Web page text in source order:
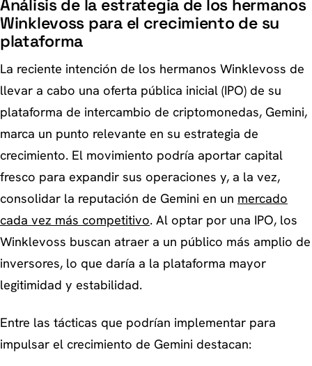
Análisis de la estrategia de los hermanos
Winklevoss para el crecimiento de su
plataforma
La reciente intención de los hermanos Winklevoss de
llevar a cabo una oferta pública inicial (IPO) de su
plataforma de intercambio de criptomonedas, Gemini,
marca un punto relevante en su estrategia de
crecimiento. El movimiento podría aportar capital
fresco para expandir sus operaciones y, a la vez,
consolidar la reputación de Gemini en un mercado
cada vez más competitivo. Al optar por una IPO, los
Winklevoss buscan atraer a un público más amplio de
inversores, lo que daría a la plataforma mayor
legitimidad y estabilidad.
Entre las tácticas que podrían implementar para
impulsar el crecimiento de Gemini destacan: